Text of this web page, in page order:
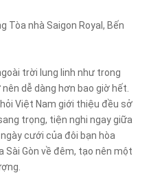
Tòa nhà Saigon Royal, Bến
trời lung linh như trong
dễ dàng hơn bao giờ hết.
Việt Nam giới thiệu đều sở
trọng, tiện nghi ngay giữa
cưới của đôi bạn hòa
Sài Gòn về đêm, tạo nên một